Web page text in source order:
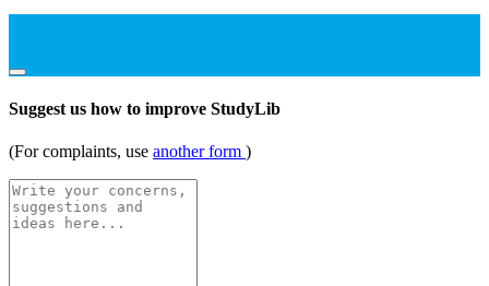
Suggest us how to improve StudyLib
(For complaints, use another form )